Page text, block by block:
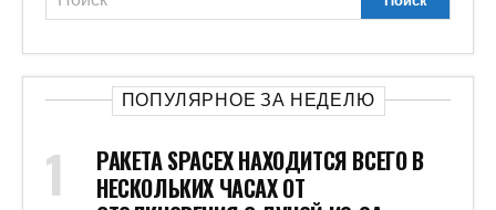
ПОПУЛЯРНОЕ ЗА НЕДЕЛЮ
РАКЕТА SPACEX НАХОДИТСЯ ВСЕГО В
НЕСКОЛЬКИХ ЧАСАХ ОТ